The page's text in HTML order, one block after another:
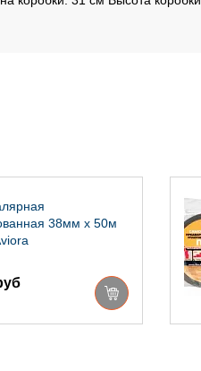
38мм х 50м